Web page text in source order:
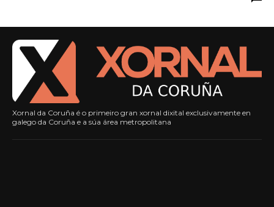
Xornal da Coruña é o primeiro gran xornal dixital exclusivamente en
galego da Coruña e a súa área metropolitana